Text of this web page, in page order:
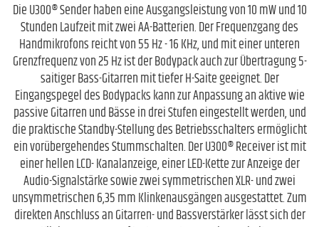
Die U300® Sender haben eine Ausgangsleistung von 10 mW und 10
Stunden Laufzeit mit zwei AA-Batterien. Der Frequenzgang des
Handmikrofons reicht von 55 Hz - 16 KHz, und mit einer unteren
Grenzfrequenz von 25 Hz ist der Bodypack auch zur Übertragung 5-
saitiger Bass-Gitarren mit tiefer H-Saite geeignet. Der
Eingangspegel des Bodypacks kann zur Anpassung an aktive wie
passive Gitarren und Bässe in drei Stufen eingestellt werden, und
die praktische Standby-Stellung des Betriebsschalters ermöglicht
ein vorübergehendes Stummschalten. Der U300® Receiver ist mit
einer hellen LCD- Kanalanzeige, einer LED-Kette zur Anzeige der
Audio-Signalstärke sowie zwei symmetrischen XLR- und zwei
unsymmetrischen 6,35 mm Klinkenausgängen ausgestattet. Zum
direkten Anschluss an Gitarren- und Bassverstärker lässt sich der